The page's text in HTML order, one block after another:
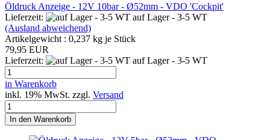
Öldruck Anzeige - 12V 10bar - Ø52mm - VDO 'Cockpit'
Lieferzeit:
auf Lager - 3-5 WT
(Ausland abweichend)
Artikelgewicht : 0,237 kg je Stück
79,95 EUR
Lieferzeit:
auf Lager - 3-5 WT
in Warenkorb
inkl. 19% MwSt. zzgl. Versand
In den Warenkorb